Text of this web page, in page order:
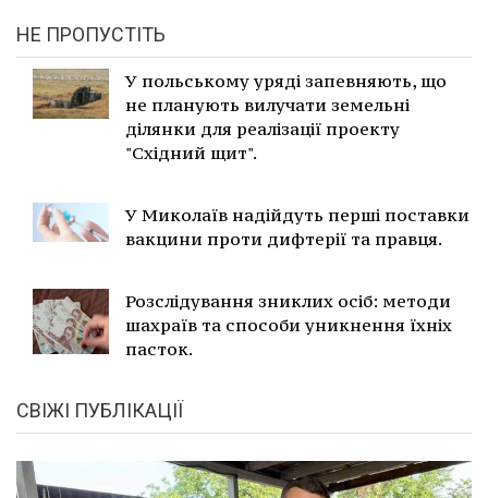
НЕ ПРОПУСТІТЬ
У польському уряді запевняють, що
не планують вилучати земельні
ділянки для реалізації проекту
"Східний щит".
У Миколаїв надійдуть перші поставки
вакцини проти дифтерії та правця.
Розслідування зниклих осіб: методи
шахраїв та способи уникнення їхніх
пасток.
СВІЖІ ПУБЛІКАЦІЇ